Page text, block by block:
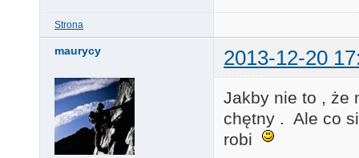
Strona
maurycy 2013-12-20
Jakby nie to , że
chętny . Ale co
robi